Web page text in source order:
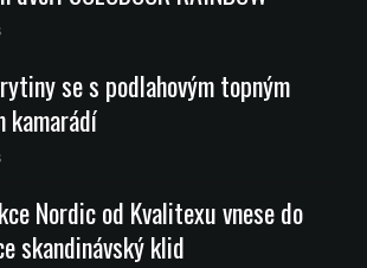
se s podlahovým topným
kamarádí
Nordic od Kvalitexu vnese do
skandinávský klid